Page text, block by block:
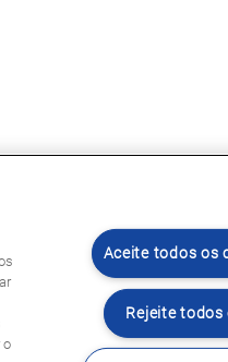
o
Aceite todos os
Rejeite todos